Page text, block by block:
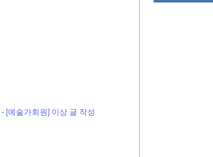
- [예술가회원] 이상 글 작성